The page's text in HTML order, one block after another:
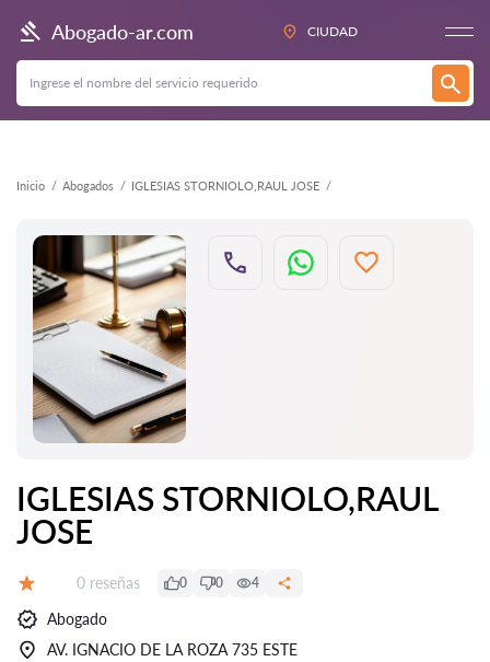
Abogado-ar.com CIUDAD
Inicio Abogados IGLESIAS STORNIOLO,RAUL JOSE
Atrás
IGLESIAS STORNIOLO,RAUL
JOSE
Número de reseñas:
0 reseñas 0 0 4
Abogado
AV. IGNACIO DE LA ROZA 735 ESTE